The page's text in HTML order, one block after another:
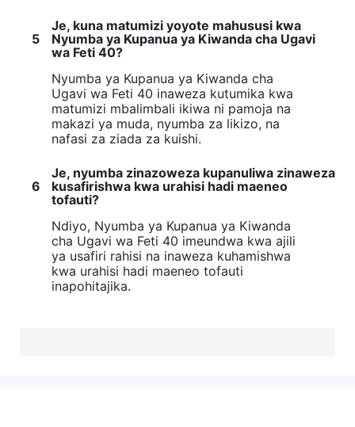
5
Je, kuna matumizi yoyote mahususi kwa
Nyumba ya Kupanua ya Kiwanda cha Ugavi
wa Feti 40?
Nyumba ya Kupanua ya Kiwanda cha
Ugavi wa Feti 40 inaweza kutumika kwa
matumizi mbalimbali ikiwa ni pamoja na
makazi ya muda, nyumba za likizo, na
nafasi za ziada za kuishi.
6
Je, nyumba zinazoweza kupanuliwa zinaweza
kusafirishwa kwa urahisi hadi maeneo
tofauti?
Ndiyo, Nyumba ya Kupanua ya Kiwanda
cha Ugavi wa Feti 40 imeundwa kwa ajili
ya usafiri rahisi na inaweza kuhamishwa
kwa urahisi hadi maeneo tofauti
inapohitajika.